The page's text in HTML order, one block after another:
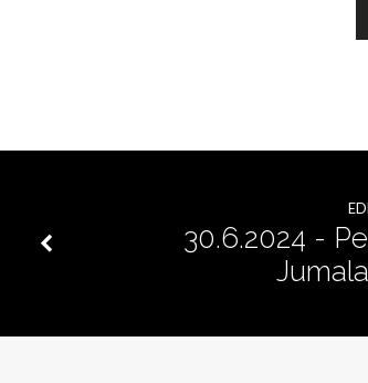
Zidbeck
30.6.2024 -